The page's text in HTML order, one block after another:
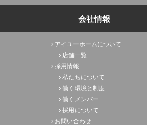
会社情報
アイユーホームについて
店舗一覧
採用情報
私たちについて
働く環境と制度
働くメンバー
採用について
お問い合わせ